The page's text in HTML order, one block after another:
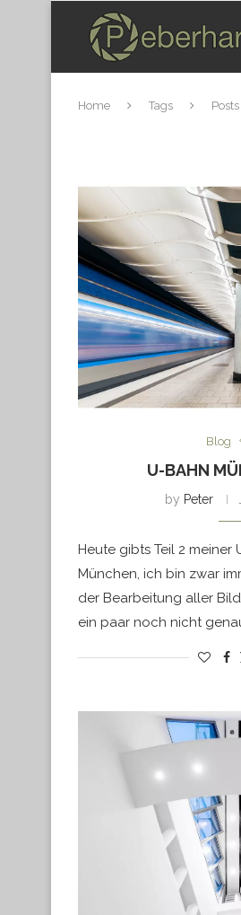
Home Tags
Blog
U-BAHN
by Peter
Heute gibts Teil 2 meiner
München, ich bin zwar
der Bearbeitung aller
ein paar noch nicht